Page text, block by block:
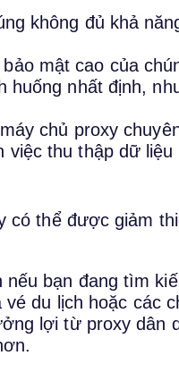
không đủ khả
mật cao của
huống nhất định,
chủ proxy
thu thập dữ liệu
có thể được giảm
bạn đang tìm
du lịch hoặc các
lợi từ proxy dân